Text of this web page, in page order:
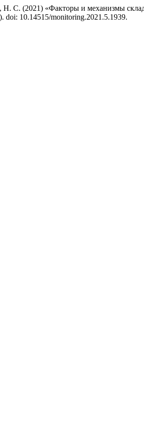
С. (2021) «Факторы и механизмы
doi: 10.14515/monitoring.2021.5.1939.